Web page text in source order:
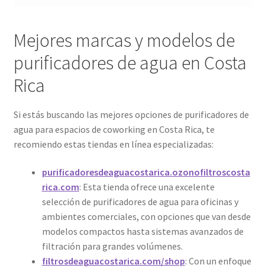
Mejores marcas y modelos de
purificadores de agua en Costa
Rica
Si estás buscando las mejores opciones de purificadores de
agua para espacios de coworking en Costa Rica, te
recomiendo estas tiendas en línea especializadas:
purificadoresdeaguacostarica.ozonofiltroscosta
rica.com: Esta tienda ofrece una excelente
selección de purificadores de agua para oficinas y
ambientes comerciales, con opciones que van desde
modelos compactos hasta sistemas avanzados de
filtración para grandes volúmenes.
filtrosdeaguacostarica.com/shop: Con un enfoque